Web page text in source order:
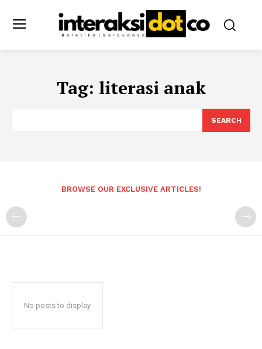
Tag: literasi anak
SEARCH
BROWSE OUR EXCLUSIVE ARTICLES!
No posts to display